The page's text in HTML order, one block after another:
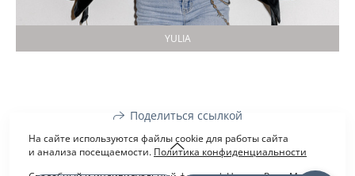
YULIA
Поделиться ссылкой
На сайте используются файлы cookie для работы сайта
и анализа посещаемости. Политика конфиденциальности